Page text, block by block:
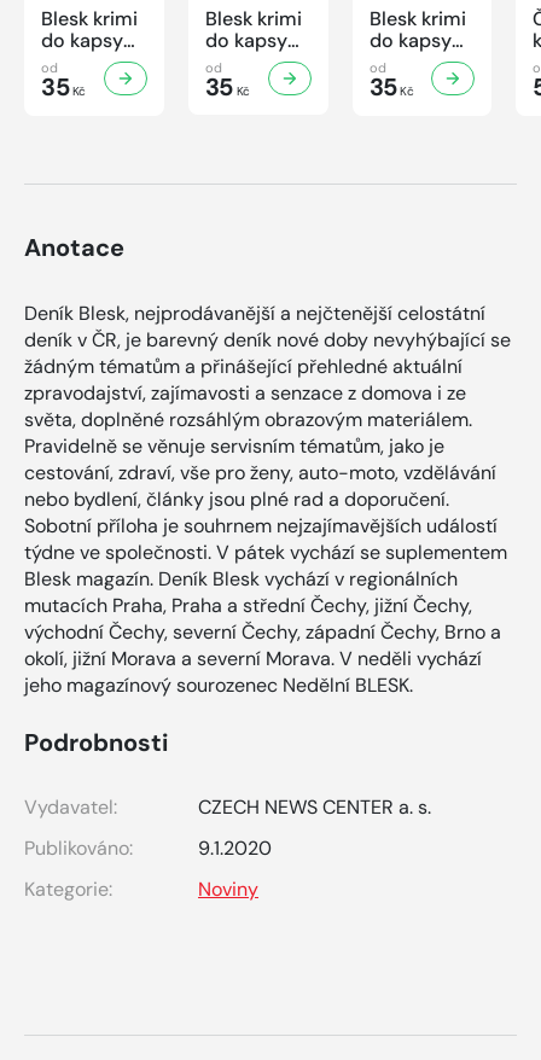
Blesk krimi
do kapsy
č.7/2026
od
35Kč
Blesk krimi
do kapsy
č.6/2026
od
35Kč
Blesk krimi
do kapsy
č.5/2026
od
35Kč
Anotace
Deník Blesk, nejprodávanější a nejčtenější celostátní
deník v ČR, je barevný deník nové doby nevyhýbající se
žádným tématům a přinášející přehledné aktuální
zpravodajství, zajímavosti a senzace z domova i ze
světa, doplněné rozsáhlým obrazovým materiálem.
Pravidelně se věnuje servisním tématům, jako je
cestování, zdraví, vše pro ženy, auto-moto, vzdělávání
nebo bydlení, články jsou plné rad a doporučení.
Sobotní příloha je souhrnem nejzajímavějších událostí
týdne ve společnosti. V pátek vychází se suplementem
Blesk magazín. Deník Blesk vychází v regionálních
mutacích Praha, Praha a střední Čechy, jižní Čechy,
východní Čechy, severní Čechy, západní Čechy, Brno a
okolí, jižní Morava a severní Morava. V neděli vychází
jeho magazínový sourozenec Nedělní BLESK.
Podrobnosti
Vydavatel:
CZECH NEWS CENTER a. s.
Publikováno:
9.1.2020
Kategorie:
Noviny